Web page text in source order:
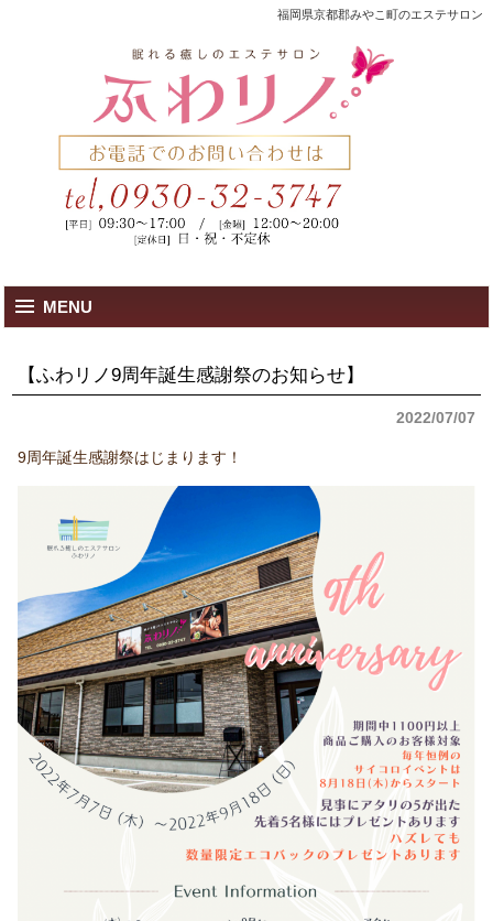
福岡県京都郡みやこ町のエステサロン
MENU
【ふわリノ9周年誕生感謝祭のお知らせ】
2022/07/07
9周年誕生感謝祭はじまります！